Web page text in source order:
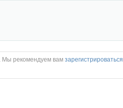
Мы рекомендуем вам зарегистрироваться